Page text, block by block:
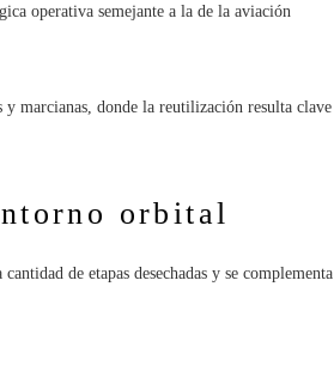
operativa semejante a la de la aviación
y marcianas, donde la reutilización resulta clave
orbital
de etapas desechadas y se complementa